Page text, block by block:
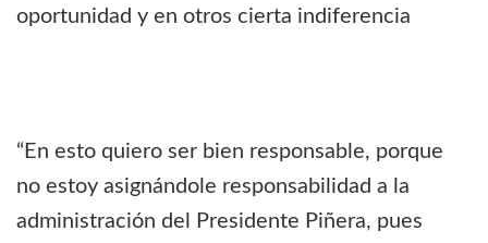
“En esto quiero ser bien responsable, porque
no estoy asignándole responsabilidad a la
administración del Presidente Piñera, pues